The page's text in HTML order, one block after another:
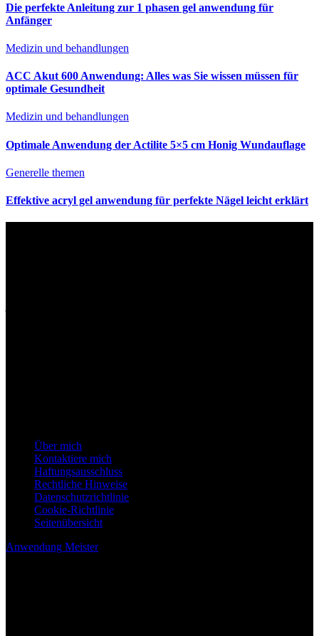
Die perfekte Anleitung zur 1 phasen gel anwendung für
Anfänger
Medizin und behandlungen
ACC Akut 600 Anwendung: Alles was Sie wissen müssen für
optimale Gesundheit
Medizin und behandlungen
Optimale Anwendung der Actilite 5×5 cm Honig Wundauflage
Generelle themen
Effektive acryl gel anwendung für perfekte Nägel leicht erklärt
Über mich
Kontaktiere mich
Haftungsausschluss
Rechtliche Hinweise
Datenschutzrichtlinie
Cookie-Richtlinie
Seitenübersicht
Anwendung Meister